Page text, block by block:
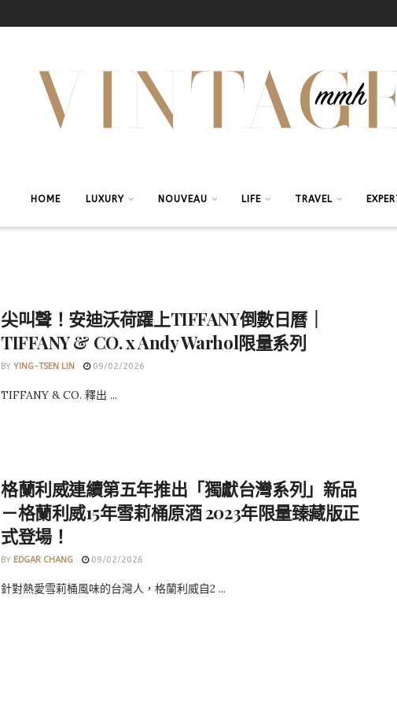
HOME LUXURY NOUVEAU LIFE TRAVEL
尖叫聲！安迪沃荷躍上TIFFANY倒數日曆｜
TIFFANY & CO. x Andy Warhol限量系列
BY YING-TSEN LIN 09/02/2026
TIFFANY & CO. 釋出 ...
格蘭利威連續第五年推出「獨獻台灣系列」新品
－格蘭利威15年雪莉桶原酒 2023年限量臻藏版正
式登場！
BY EDGAR CHANG 09/02/2026
針對熱愛雪莉桶風味的台灣人，格蘭利威自2 ...